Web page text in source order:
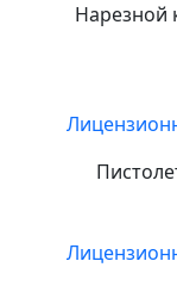
Нарезной